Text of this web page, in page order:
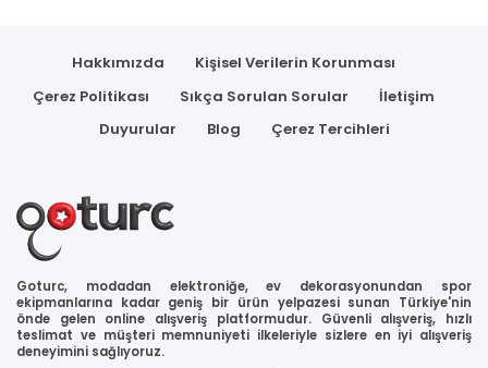
Hakkımızda
Kişisel Verilerin Korunması
Çerez Politikası
Sıkça Sorulan Sorular
İletişim
Duyurular
Blog Çerez Tercihleri
Goturc, modadan elektroniğe, ev dekorasyonundan spor
ekipmanlarına kadar geniş bir ürün yelpazesi sunan Türkiye'nin
önde gelen online alışveriş platformudur. Güvenli alışveriş, hızlı
teslimat ve müşteri memnuniyeti ilkeleriyle sizlere en iyi alışveriş
deneyimini sağlıyoruz.